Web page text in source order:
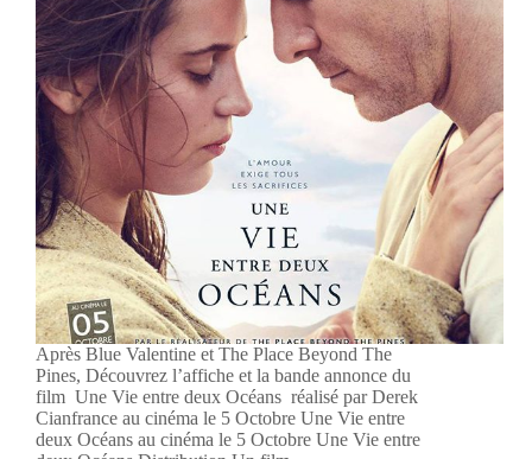
Après Blue Valentine et The Place Beyond The
Pines, Découvrez l’affiche et la bande annonce du
film Une Vie entre deux Océans réalisé par Derek
Cianfrance au cinéma le 5 Octobre Une Vie entre
deux Océans au cinéma le 5 Octobre Une Vie entre